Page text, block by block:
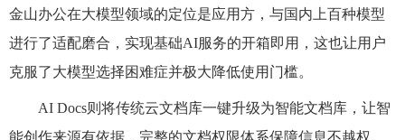
金山办公在大模型领域的定位是应用方，与国内上百种模型
进行了适配磨合，实现基础AI服务的开箱即用，这也让用户
克服了大模型选择困难症并极大降低使用门槛。
AI Docs则将传统云文档库一键升级为智能文档库，让智